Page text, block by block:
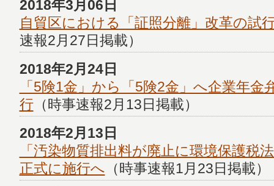
2018年3月06日
自貿区における「証照分離」改革の試
速報2月27日掲載）
2018年2月24日
「5険1金」から「5険2金」へ企業年金
行（時事速報2月13日掲載）
2018年2月13日
「汚染物質排出料が廃止に環境保護税
正式に施行へ （時事速報1月23日掲載）